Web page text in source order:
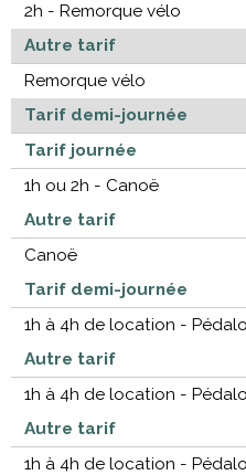
2h - Remorque vélo
Autre tarif
Remorque vélo
Tarif demi-journée
Tarif journée
1h ou 2h - Canoë
Autre tarif
Canoë
Tarif demi-journée
1h à 4h de location -
Autre tarif
1h à 4h de location -
Autre tarif
1h à 4h de location -